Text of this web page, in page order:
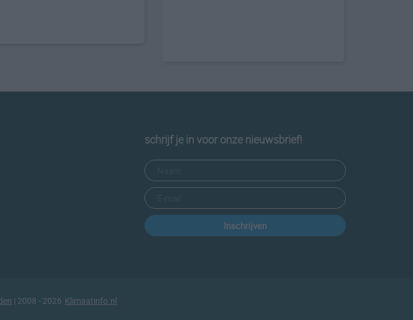
schrijf je in voor onze nieuwsbrief!
Inschrijven
| 2008 - 2026 Klimaatinfo.nl